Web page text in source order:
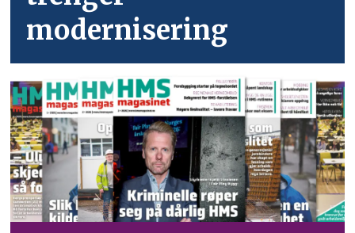
modernisering